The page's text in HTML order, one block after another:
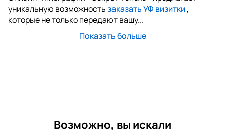
уникальную возможностьзаказать УФ визитки,
которые не только передают вашу...
Показать больше
Возможно, вы искали